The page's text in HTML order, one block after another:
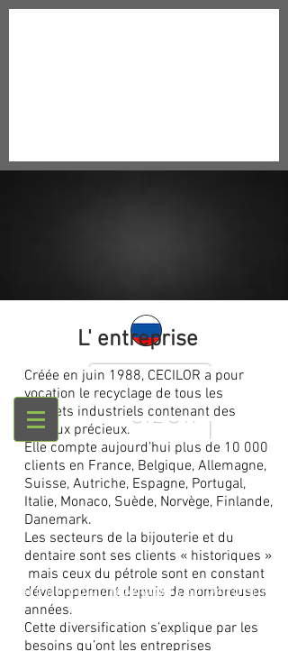
L' entreprise
Créée en juin 1988, CECILOR a pour
vocation le recyclage de tous les
déchets industriels contenant des
métaux précieux.
Elle compte aujourd’hui plus de 10 000
clients en France, Belgique, Allemagne,
Suisse, Autriche, Espagne, Portugal,
Italie, Monaco, Suède, Norvège, Finlande,
Danemark.
Les secteurs de la bijouterie et du
dentaire sont ses clients « historiques »
mais ceux du pétrole sont en constant
développement depuis de nombreuses
années.
Cette diversification s’explique par les
besoins qu’ont les entreprises
BIJOUTERIE/DENTAIRERAFFINAGE PETROLIER